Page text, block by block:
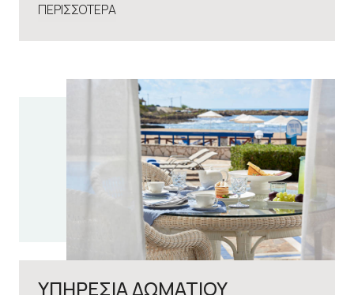
ΠΕΡΙΣΣΟΤΕΡΑ
ΥΠΗΡΕΣΙΑ ΔΩΜΑΤΙΟΥ